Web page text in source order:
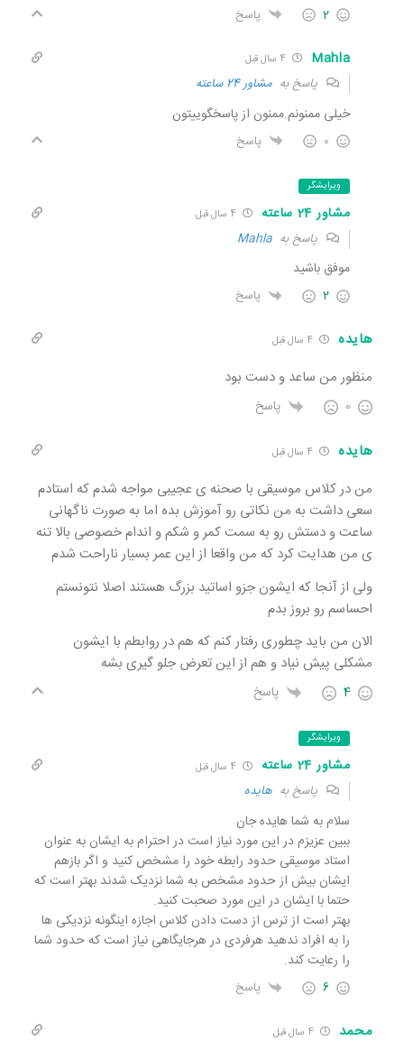
2 پاسخ
Mahla 4 سال قبل
پاسخ به مشاور 24 ساعته
خیلی ممنونم.ممنون از پاسخگوییتون
0 پاسخ
ویرایشگر
مشاور 24 ساعته 4 سال قبل
پاسخ به Mahla
موفق باشید
2 پاسخ
هایده 4 سال قبل
منظور من ساعد و دست بود
0 پاسخ
هایده 4 سال قبل
من در کلاس موسیقی با صحنه ی عجیبی مواجه شدم که استادم
سعی داشت به من نکاتی رو آموزش بده اما به صورت ناگهانی
ساعت و دستش رو به سمت کمر و شکم و اندام خصوصی بالا تنه
ی من هدایت کرد که من واقعا از این عمر بسیار ناراحت شدم
ولی از آنجا که ایشون جزو اساتید بزرگ هستند اصلا نتونستم
احساسم رو بروز بدم
الان من باید چطوری رفتار کنم که هم در روابطم با ایشون
مشکلی پیش نیاد و هم از این تعرض جلو گیری بشه
4 پاسخ
ویرایشگر
مشاور 24 ساعته 4 سال قبل
پاسخ به هایده
سلام به شما هایده جان
ببین عزیزم در این مورد نیاز است در احترام به ایشان به عنوان
استاد موسیقی حدود رابطه خود را مشخص کنید و اگر بازهم
ایشان بیش از حدود مشخص به شما نزدیک شدند بهتر است که
حتما با ایشان در این مورد صحبت کنید.
بهتر است از ترس از دست دادن کلاس اجازه اینگونه نزدیکی ها
را به افراد ندهید هرفردی در هرجایگاهی نیاز است که حدود شما
را رعایت کند.
6 پاسخ
محمد 4 سال قبل